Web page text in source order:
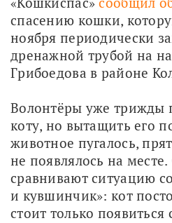
спасению кошки,
ноября периодически
дренажной трубой на
Грибоедова в районе
Волонтёры уже трижды
коту, но вытащить его
животное пугалось,
не появлялось на месте.
сравнивают ситуацию
и кувшинчик»: кот
стоит только появиться